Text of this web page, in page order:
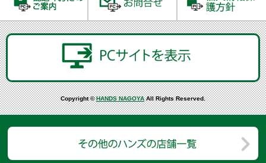
Copyright ©HANDS NAGOYAAll Rights Reserved.